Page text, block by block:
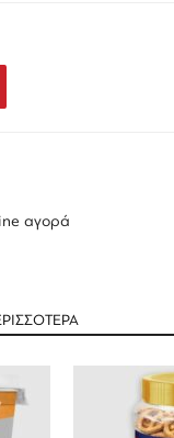
αγορά